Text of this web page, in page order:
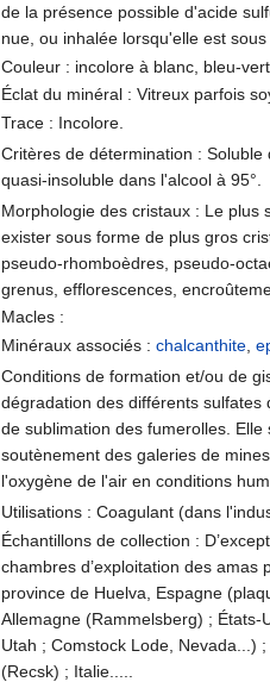
de la présence possible d'acide
nue, ou inhalée lorsqu'elle est
Couleur : incolore à blanc, bleu-
Éclat du minéral : Vitreux parfois
Trace : Incolore.
Critères de détermination :
quasi-insoluble dans l'alcool à 95°.
Morphologie des cristaux : Le plus
exister sous forme de plus gros
pseudo-rhomboèdres, pseudo-
grenus, efflorescences,
Macles :
Minéraux associés :chalcanthite ,
Conditions de formation et/ou de
dégradation des différents
de sublimation des fumerolles.
soutènement des galeries de
l'oxygène de l'air en conditions
Utilisations : Coagulant (dans
Échantillons de collection :
chambres d’exploitation des amas
province de Huelva, Espagne
Allemagne (Rammelsberg) ; États-
Utah ; Comstock Lode, Nevada...)
(Recsk) ; Italie.....